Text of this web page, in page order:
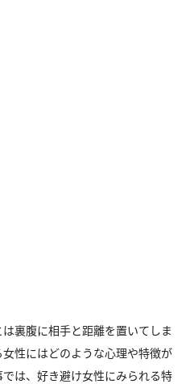
裏腹に相手と距離を置いてしま
性にはどのような心理や特徴が
は、好き避け女性にみられる特